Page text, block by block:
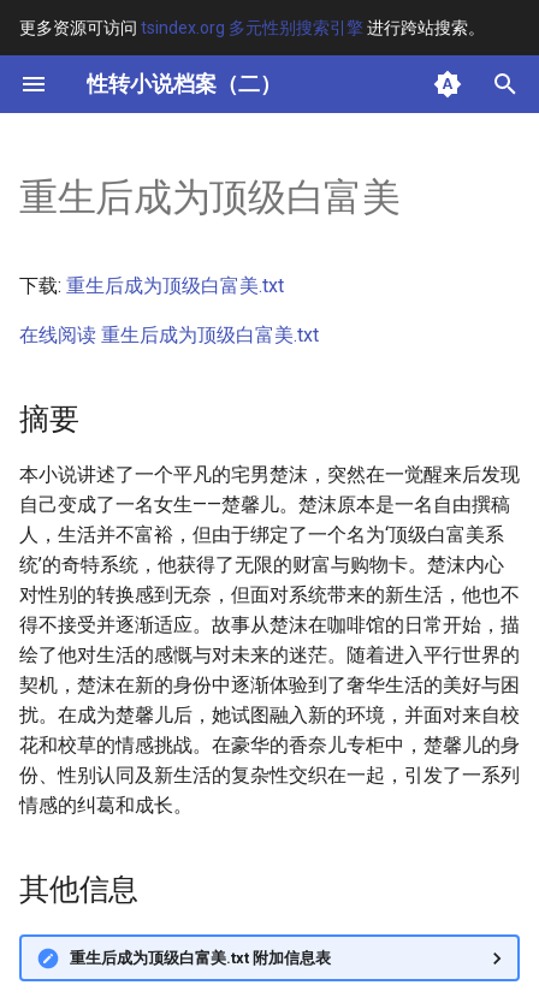
更多资源可访问 tsindex.org 多元性别搜索引擎进行跨站搜索。
性转小说档案（二）
键
开
搜
索
正文
重生后成为顶级白富美
下载: 重生后成为顶级白富美.txt
在线阅读 重生后成为顶级白富美.txt
摘要
本小说讲述了一个平凡的宅男楚沫，突然在一觉醒来后发现
自己变成了一名女生——楚馨儿。楚沫原本是一名自由撰稿
人，生活并不富裕，但由于绑定了一个名为‘顶级白富美系
统’的奇特系统，他获得了无限的财富与购物卡。楚沫内心
对性别的转换感到无奈，但面对系统带来的新生活，他也不
得不接受并逐渐适应。故事从楚沫在咖啡馆的日常开始，描
绘了他对生活的感慨与对未来的迷茫。随着进入平行世界的
契机，楚沫在新的身份中逐渐体验到了奢华生活的美好与困
扰。在成为楚馨儿后，她试图融入新的环境，并面对来自校
花和校草的情感挑战。在豪华的香奈儿专柜中，楚馨儿的身
份、性别认同及新生活的复杂性交织在一起，引发了一系列
情感的纠葛和成长。
其他信息
重生后成为顶级白富美.txt 附加信息表